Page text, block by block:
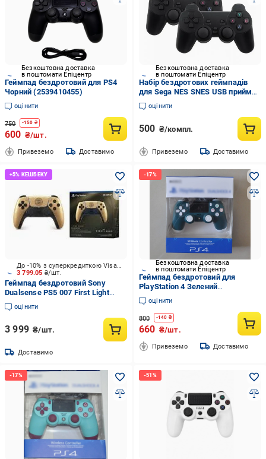
Безкоштовна доставка
в поштомати Епіцентр
Геймпад бездротовий для PS4
Чорний (2539410455)
оцінити
750 -150 ₴
600 ₴/шт.
Привеземо Доставимо
Безкоштовна доставка
в поштомати Епіцентр
Набір бездротових геймпадів
для Sega NES SNES USB приймач
для ретро приставок 8/16 біт
радіус 10 м 2 шт.
оцінити
500 ₴/компл.
Привеземо Доставимо
3 799.05 ₴/шт.
До -10% з суперкредиткою Visa Вигода
Геймпад бездротовий Sony
Dualsense PS5 007 First Light
Limited Edition (1000052025)
оцінити
3 999 ₴/шт.
Доставимо
Безкоштовна доставка
в поштомати Епіцентр
Геймпад бездротовий для
PlayStation 4 Зелений
(2733745152)
оцінити
800 -140 ₴
660 ₴/шт.
Привеземо Доставимо